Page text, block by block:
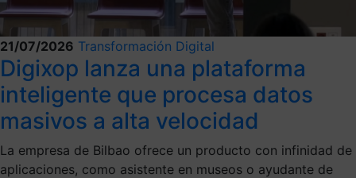
21/07/2026 Transformación Digital
Digixop lanza una plataforma
inteligente que procesa datos
masivos a alta velocidad
La empresa de Bilbao ofrece un producto con infinidad de
aplicaciones, como asistente en museos o ayudante de